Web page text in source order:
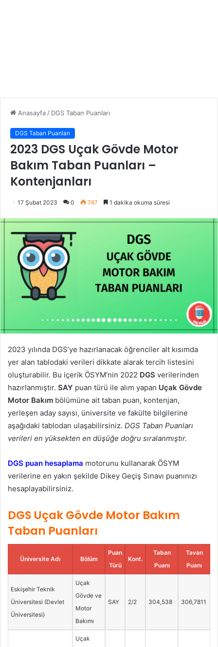
Anasayfa / DGS Taban Puanları
DGS Taban Puanları
2023 DGS Uçak Gövde Motor
Bakım Taban Puanları –
Kontenjanları
17 Şubat 2023 0 767 1 dakika okuma süresi
2023 yılında DGS’ye hazırlanacak öğrenciler alt kısımda
yer alan tablodaki verileri dikkate alarak tercih listesini
oluşturabilir. Bu içerik ÖSYM’nin 2022 DGS verilerinden
hazırlanmıştır. SAY puan türü ile alım yapan Uçak Gövde
Motor Bakım bölümüne ait taban puan, kontenjan,
yerleşen aday sayısı, üniversite ve fakülte bilgilerine
aşağıdaki tablodan ulaşabilirsiniz. DGS Taban Puanları
verileri en yüksekten en düşüğe doğru sıralanmıştır.
DGS puan hesaplama motorunu kullanarak ÖSYM
verilerine en yakın şekilde Dikey Geçiş Sınavı puanınızı
hesaplayabilirsiniz.
DGS Uçak Gövde Motor Bakım
Taban Puanları
Üniversite Adı Bölüm
Puan
Türü
Kont.
Taban
Puanı
Tavan
Puanı
Eskişehir Teknik
Üniversitesi (Devlet
Üniversitesi)
Uçak
Gövde ve
Motor
Bakımı
SAY 2/2 304,538 306,7811
Uçak